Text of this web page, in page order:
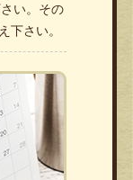
い。その
下さい。